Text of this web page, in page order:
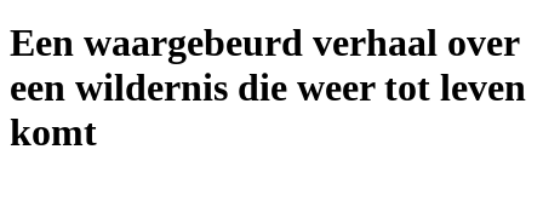
Een waargebeurd verhaal over
een wildernis die weer tot leven
komt